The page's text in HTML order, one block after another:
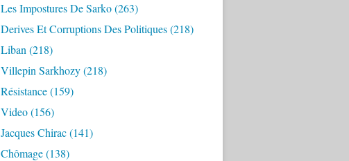
Les Impostures De Sarko(263)
Derives Et Corruptions Des Politiques(218)
Liban (218)
Villepin Sarkhozy(218)
Résistance(159)
Video(156)
Jacques Chirac(141)
Chômage(138)